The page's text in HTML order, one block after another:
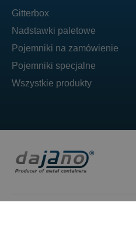
Gitterbox
Nadstawki paletowe
Pojemniki na zamówienie
Pojemniki specjalne
Wszystkie produkty